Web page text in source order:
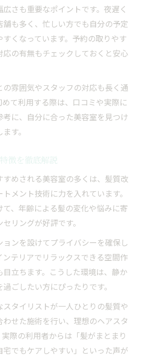
メイドな提案が得意な美容室の魅
でも美しさを保つ美容室術
やし空間が大人女性に支持され
できる美容室の雰囲気を徹底解
におすすめの美容室サービス
沢な時間を過ごす工夫とは
さも重要なポイントです。夜遅く
舗も多く、忙しい方でも自分の予定
くなっています。予約の取りやす
応の有無もチェックしておくと安心
の雰囲気やスタッフの対応も長く通
めて利用する際は、口コミや実際に
に、自分に合った美容室を見つけ
す。
徴を徹底解説
すめされる美容室の多くは、髪質改
メント技術に力を入れています。
、年齢による髪の変化や悩みに寄
リングが好評です。
ンを設けてプライバシーを確保し
ンテリアでリラックスできる空間作
目立ちます。こうした環境は、静か
ごしたい方にぴったりです。
スタイリストが一人ひとりの髪質や
わせた施術を行い、理想のヘアスタ
際の利用者からは「髪がまとまり
でもケアしやすい」といった声が